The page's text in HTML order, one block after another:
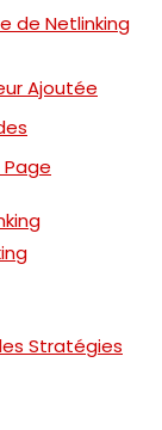
de Netlinking
Ajoutée
Stratégies